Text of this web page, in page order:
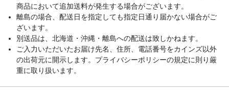
商品において追加送料が発生する場合がございます。
離島の場合、配送日を指定しても指定日通り届かない場合がご
ざいます。
別送品は、北海道・沖縄・離島への配送は致しかねます。
ご入力いただいたお届け先名、住所、電話番号をカインズ以外
の出荷元に開示します。プライバシーポリシーの規定に則り厳
重に取り扱います。